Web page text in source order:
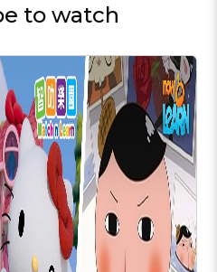
to watch